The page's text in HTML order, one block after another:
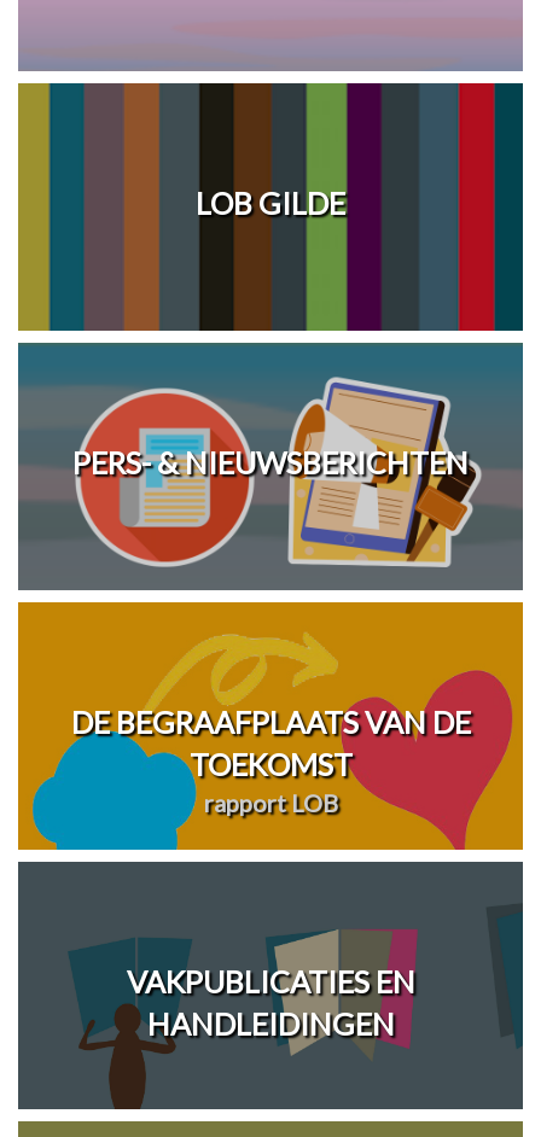
LOB GILDE
PERS- & NIEUWSBERICHTEN
DE BEGRAAFPLAATS VAN DE
TOEKOMST
rapport LOB
VAKPUBLICATIES EN
HANDLEIDINGEN